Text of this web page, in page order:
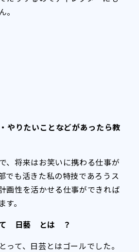
。
・やりたいことなどがあったら教
、将来はお笑いに携わる仕事が
でも活きた私の特技であろうス
画性を活かせる仕事ができれば
。
って 日藝 とは ？
って、日芸とはゴールでした。